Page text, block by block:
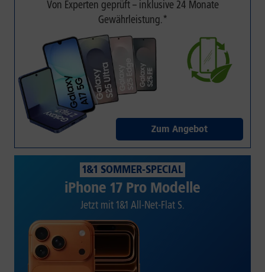
Von Experten geprüft – inklusive 24 Monate
Gewährleistung.*
Zum Angebot
1&1 SOMMER-SPECIAL
iPhone 17 Pro Modelle
Jetzt mit 1&1 All-Net-Flat S.